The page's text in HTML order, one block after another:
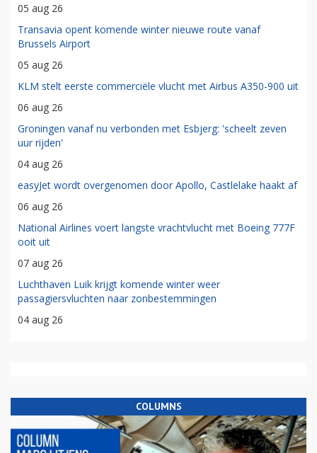
05 aug 26
Transavia opent komende winter nieuwe route vanaf
Brussels Airport
05 aug 26
KLM stelt eerste commerciële vlucht met Airbus A350-900 uit
06 aug 26
Groningen vanaf nu verbonden met Esbjerg: 'scheelt zeven
uur rijden'
04 aug 26
easyJet wordt overgenomen door Apollo, Castlelake haakt af
06 aug 26
National Airlines voert langste vrachtvlucht met Boeing 777F
ooit uit
07 aug 26
Luchthaven Luik krijgt komende winter weer
passagiersvluchten naar zonbestemmingen
04 aug 26
COLUMNS